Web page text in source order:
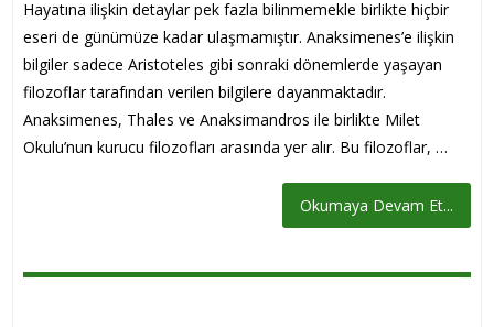
Hayatına ilişkin detaylar pek fazla bilinmemekle birlikte hiçbir
eseri de günümüze kadar ulaşmamıştır. Anaksimenes’e ilişkin
bilgiler sadece Aristoteles gibi sonraki dönemlerde yaşayan
filozoflar tarafından verilen bilgilere dayanmaktadır.
Anaksimenes, Thales ve Anaksimandros ile birlikte Milet
Okulu’nun kurucu filozofları arasında yer alır. Bu filozoflar, …
Okumaya Devam Et...